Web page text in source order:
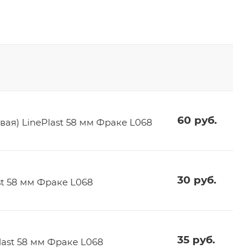
LinePlast 58 мм Фраке L068 60 руб.
58 мм Фраке L068 30 руб.
58 мм Фраке L068 35руб.